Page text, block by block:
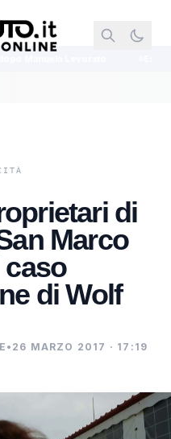
di
Marco
di Wolf
• 26 MARZO 2017 · 17:19